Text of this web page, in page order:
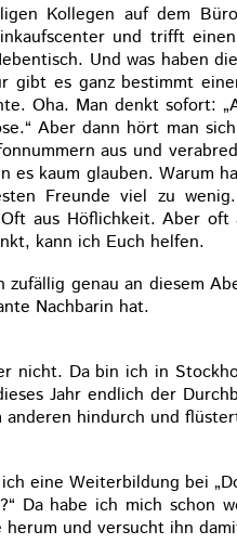
Kollegen auf dem
und trifft
Und was haben
es ganz bestimmt
Oha. Man denkt sofort:
Aber dann hört man
aus und
es kaum glauben. Warum
Freunde viel zu
aus Höflichkeit. Aber
kann ich Euch helfen.
genau an diesem
Nachbarin hat.
nicht. Da bin ich in
Jahr endlich der
hindurch und
eine Weiterbildung bei
Da habe ich mich schon
und versucht ihn